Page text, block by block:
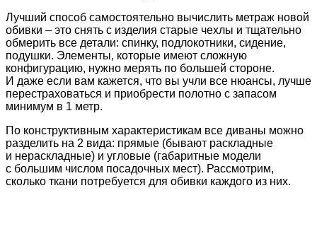
Лучший способ самостоятельно вычислить метраж новой
обивки – это снять с изделия старые чехлы и тщательно
обмерить все детали: спинку, подлокотники, сидение,
подушки. Элементы, которые имеют сложную
конфигурацию, нужно мерять по большей стороне.
И даже если вам кажется, что вы учли все нюансы, лучше
перестраховаться и приобрести полотно с запасом
минимум в 1 метр.
По конструктивным характеристикам все диваны можно
разделить на 2 вида: прямые (бывают раскладные
и нераскладные) и угловые (габаритные модели
с большим числом посадочных мест). Рассмотрим,
сколько ткани потребуется для обивки каждого из них.